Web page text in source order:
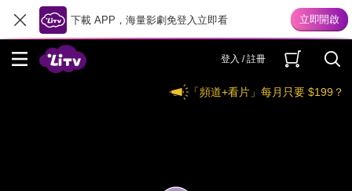
下載 APP，海量影劇免登入立即看
登入 / 註冊
「頻道+看片」每月只要 $199？